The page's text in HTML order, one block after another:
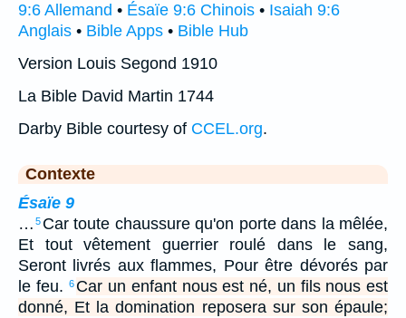
9:6 Allemand • Ésaïe 9:6 Chinois • Isaiah 9:6
Anglais • Bible Apps • Bible Hub
Version Louis Segond 1910
La Bible David Martin 1744
Darby Bible courtesy of CCEL.org.
Contexte
Ésaïe 9
… 5 Car toute chaussure qu'on porte dans la mêlée,
Et tout vêtement guerrier roulé dans le sang,
Seront livrés aux flammes, Pour être dévorés par
le feu.
6 Car un enfant nous est né, un fils nous est
donné, Et la domination reposera sur son épaule;